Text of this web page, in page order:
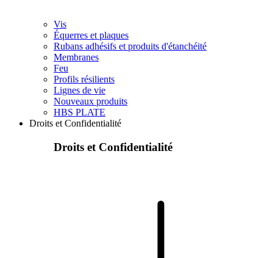
Vis
Équerres et plaques
Rubans adhésifs et produits d'étanchéité
Membranes
Feu
Profils résilients
Lignes de vie
Nouveaux produits
HBS PLATE
Droits et Confidentialité
Droits et Confidentialité